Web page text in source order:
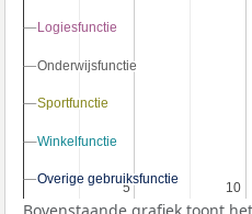
5
5 10
10
Logiesfunctie
Logiesfunctie
Onderwijsfunctie
Onderwijsfunctie
Sportfunctie
Sportfunctie
Winkelfunctie
Winkelfunctie
Overige gebruiksfunctie
Overige gebruiksfunctie